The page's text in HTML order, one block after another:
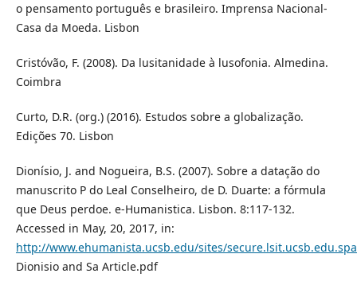
o pensamento português e brasileiro. Imprensa Nacional-
Casa da Moeda. Lisbon
Cristóvão, F. (2008). Da lusitanidade à lusofonia. Almedina.
Coimbra
Curto, D.R. (org.) (2016). Estudos sobre a globalização.
Edições 70. Lisbon
Dionísio, J. and Nogueira, B.S. (2007). Sobre a datação do
manuscrito P do Leal Conselheiro, de D. Duarte: a fórmula
que Deus perdoe. e-Humanistica. Lisbon. 8:117-132.
Accessed in May, 20, 2017, in:
http://www.ehumanista.ucsb.edu/sites/
Dionisio and Sa Article.pdf